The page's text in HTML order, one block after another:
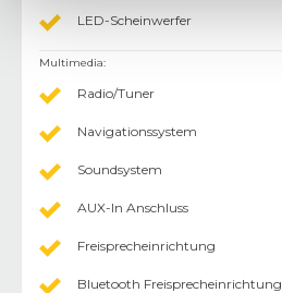
LED-Scheinwerfer
Multimedia:
Radio/Tuner
Navigationssystem
Soundsystem
AUX-In Anschluss
Freisprecheinrichtung
Bluetooth Freisprecheinrichtung